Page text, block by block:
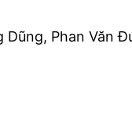
Phan Văn